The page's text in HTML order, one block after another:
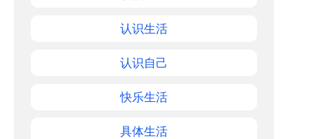
认识生活
认识自己
快乐生活
具体生活